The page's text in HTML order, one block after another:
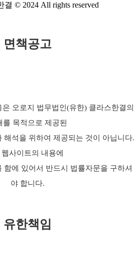
© 2024 All rights reserved
면책공고
오로지 법무법인(유한) 클라스한결의
를 목적으로 제공된
해석을 위하여 제공되는 것이 아닙니다.
웹사이트의 내용에
함에 있어서 반드시 법률자문을 구하셔
야 합니다.
유한책임